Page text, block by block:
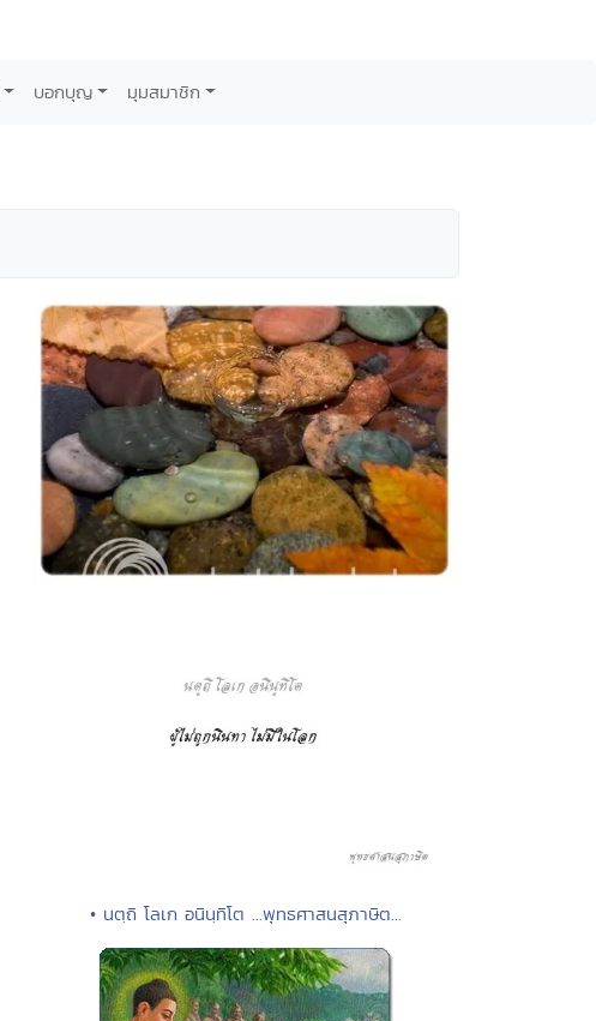
บอกบุญ มุมสมาชิก
• นตฺถิ โลเก อนินฺทิโต ...พุทธศาสนสุภาษิต...